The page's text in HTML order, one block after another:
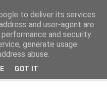
to deliver its services
and user-agent are
and security
generate usage
abuse.
GOT IT